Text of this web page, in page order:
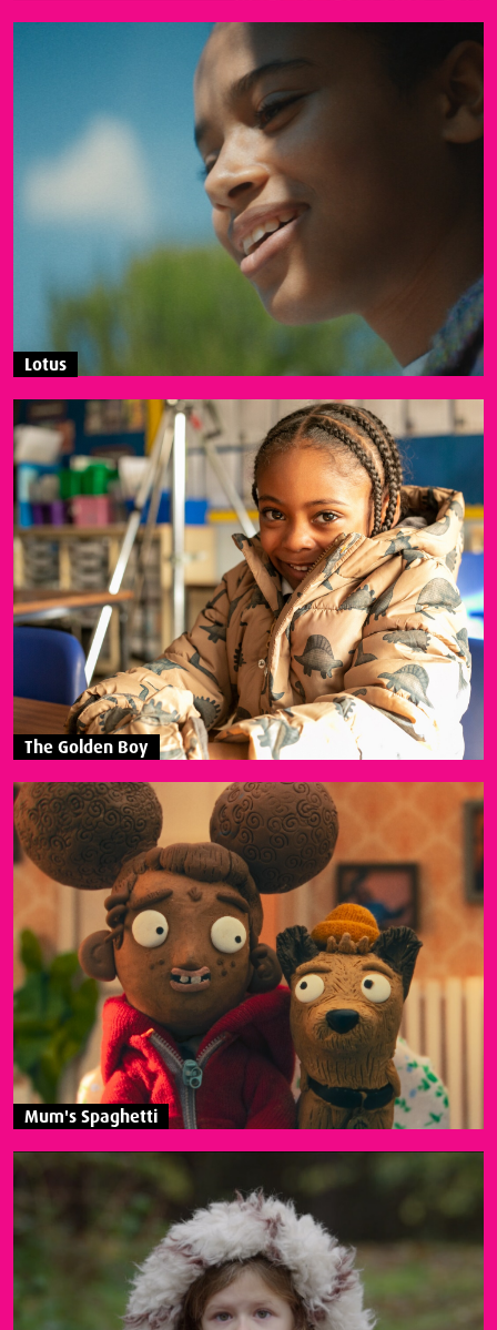
Lotus
The Golden Boy
Mum's Spaghetti